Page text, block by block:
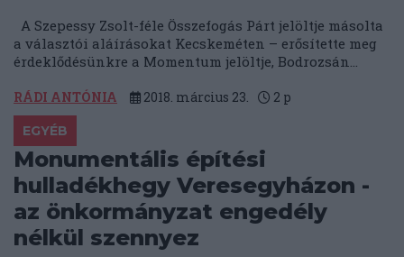
A Szepessy Zsolt-féle Összefogás Párt jelöltje másolta
a választói aláírásokat Kecskeméten – erősítette meg
érdeklődésünkre a Momentum jelöltje, Bodrozsán...
RÁDI ANTÓNIA 2018. március 23. 2 p
EGYÉB
Monumentális építési
hulladékhegy Veresegyházon -
az önkormányzat engedély
nélkül szennyez